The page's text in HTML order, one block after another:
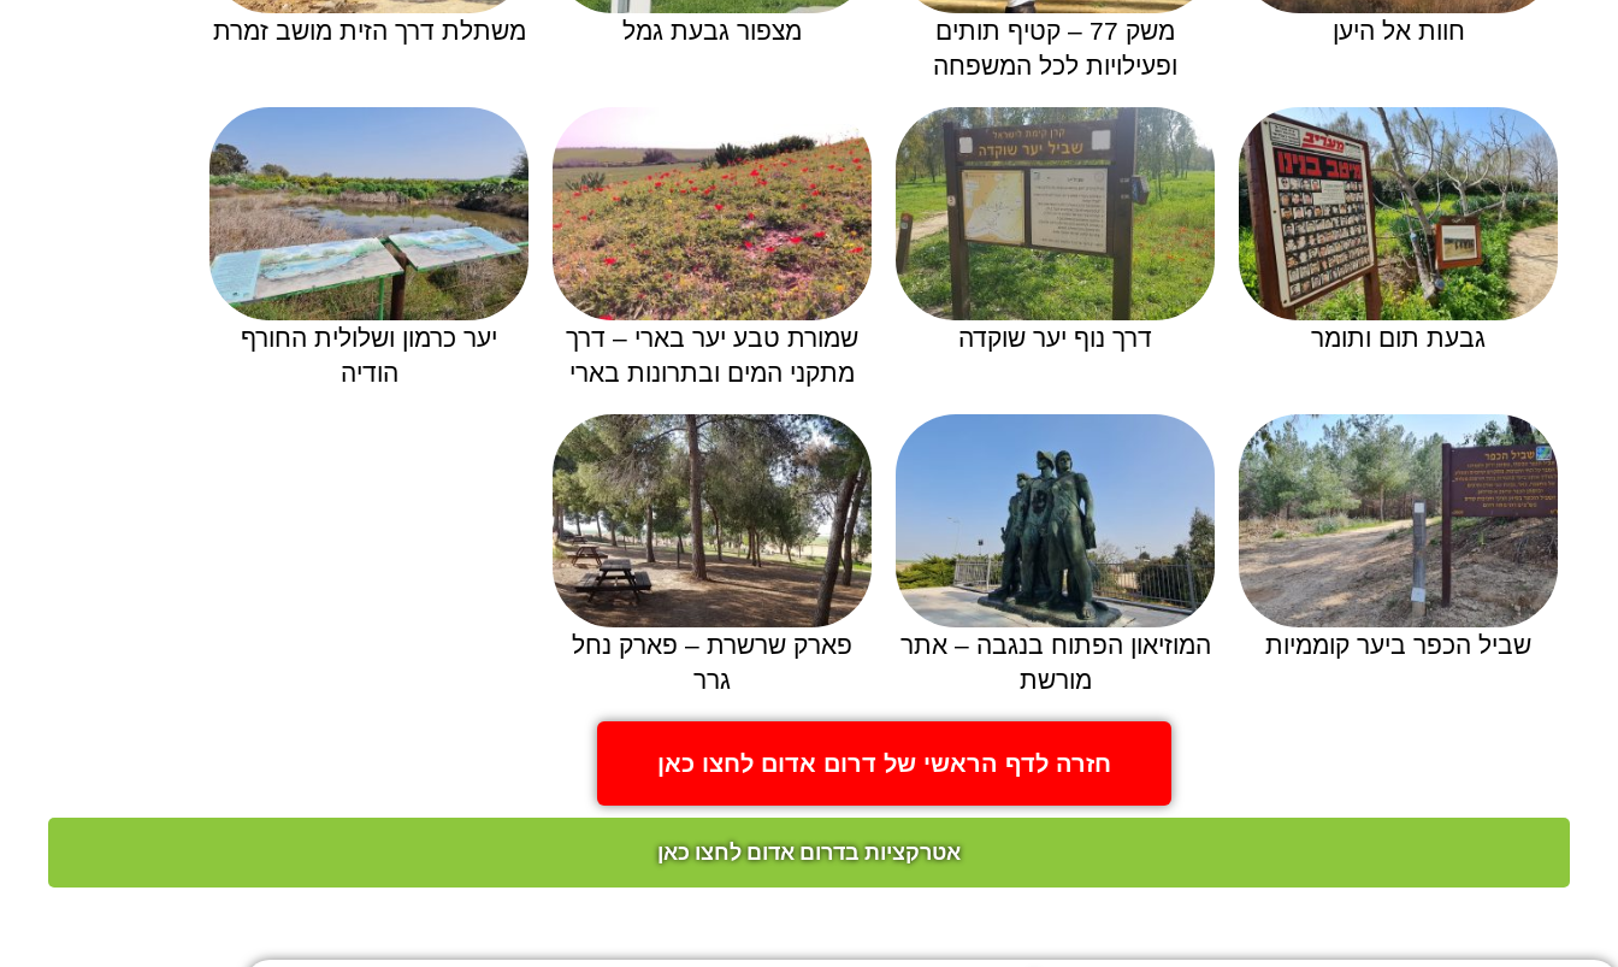
חוות אל היען
משק 77 – קטיף תותים
ופעילויות לכל המשפחה
מצפור גבעת גמל משתלת דרך הזית מושב זמרת
גבעת תום ותומר דרך נוף יער שוקדה
שמורת טבע יער בארי – דרך
מתקני המים ובתרונות בארי
יער כרמון ושלולית החורף
הודיה
שביל הכפר ביער קוממיות
המוזיאון הפתוח בנגבה – אתר
מורשת
פארק שרשרת – פארק נחל
גרר
חזרה לדף הראשי של דרום אדום לחצו כאן
אטרקציות בדרום אדום לחצו כאן